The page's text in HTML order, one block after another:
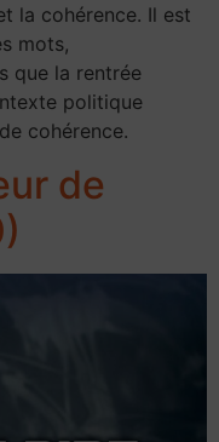
la cohérence. Il est
mots,
que la rentrée
politique
cohérence.
de